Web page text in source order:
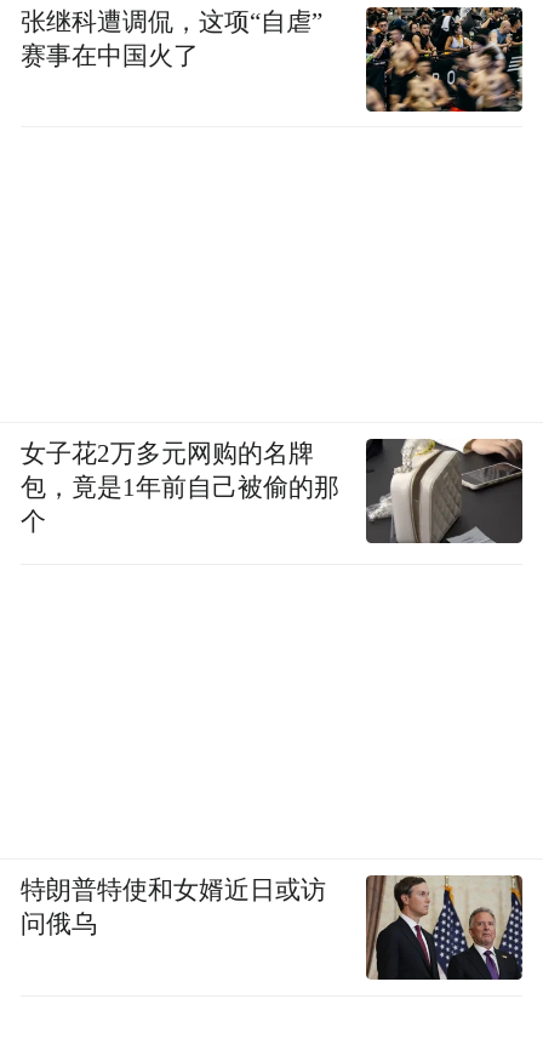
张继科遭调侃，这项“自虐”
赛事在中国火了
女子花2万多元网购的名牌
包，竟是1年前自己被偷的那
个
特朗普特使和女婿近日或访
问俄乌